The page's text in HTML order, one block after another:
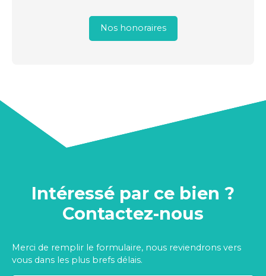
Nos honoraires
Intéressé par ce bien ?
Contactez-nous
Merci de remplir le formulaire, nous reviendrons vers
vous dans les plus brefs délais.